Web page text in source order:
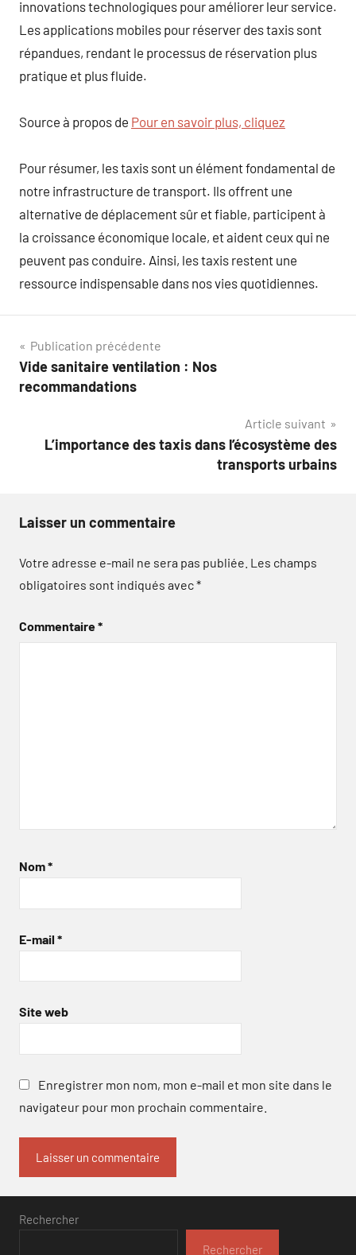
innovations technologiques pour améliorer leur service.
Les applications mobiles pour réserver des taxis sont
répandues, rendant le processus de réservation plus
pratique et plus fluide.
Source à propos de Pour en savoir plus, cliquez
Pour résumer, les taxis sont un élément fondamental de
notre infrastructure de transport. Ils offrent une
alternative de déplacement sûr et fiable, participent à
la croissance économique locale, et aident ceux qui ne
peuvent pas conduire. Ainsi, les taxis restent une
ressource indispensable dans nos vies quotidiennes.
Navigation
de
Publication précédente
Vide sanitaire ventilation : Nos
recommandations
Article suivant
L’importance des taxis dans l’écosystème des
transports urbains
Laisser un commentaire
Votre adresse e-mail ne sera pas publiée. Les champs
obligatoires sont indiqués avec*
Commentaire*
Nom*
E-mail *
Site web
Enregistrer mon nom, mon e-mail et mon site dans le
navigateur pour mon prochain commentaire.
Rechercher
Rechercher